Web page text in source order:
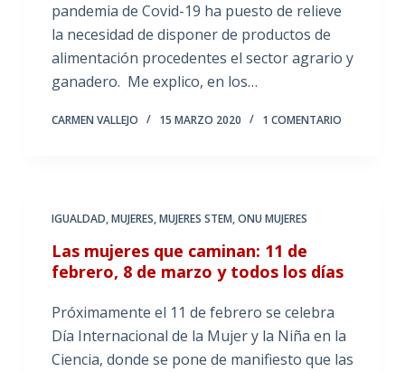
pandemia de Covid-19 ha puesto de relieve
la necesidad de disponer de productos de
alimentación procedentes el sector agrario y
ganadero. Me explico, en los…
CARMEN VALLEJO 15 MARZO 2020 1 COMENTARIO
IGUALDAD,MUJERES,MUJERES STEM,ONU MUJERES
Las mujeres que caminan: 11 de
febrero, 8 de marzo y todos los días
Próximamente el 11 de febrero se celebra
Día Internacional de la Mujer y la Niña en la
Ciencia, donde se pone de manifiesto que las